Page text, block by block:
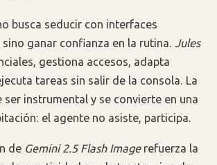
busca seducir con interfaces
ganar confianza en la rutina.
Jules
gestiona accesos, adapta
tareas sin salir de la consola. La
ser instrumental y se convierte en una
el agente no asiste, participa.
de Gemini 2.5 Flash Imagerefuerza la